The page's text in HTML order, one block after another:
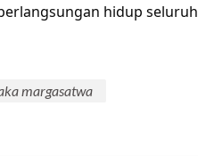
hidup
margasatwa